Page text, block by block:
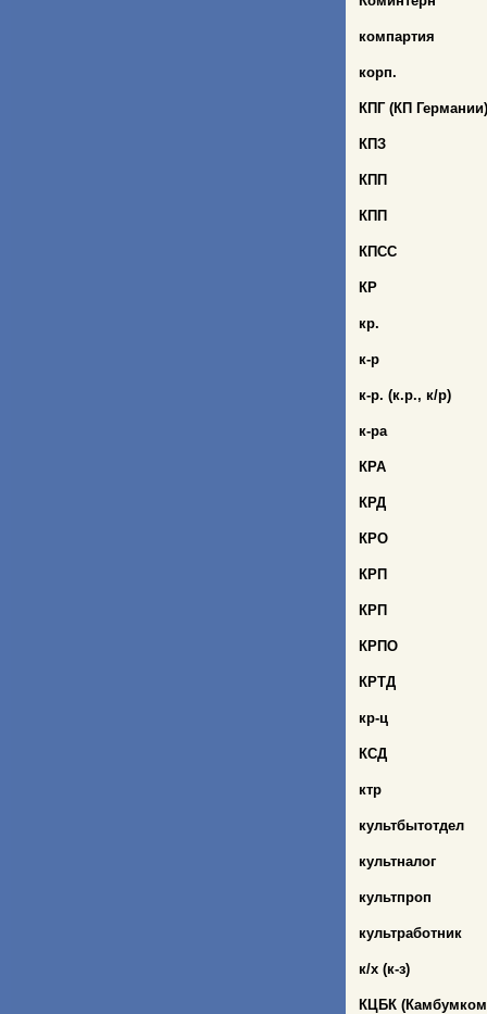
компартия
корп.
КПГ (КП Германии)
КПЗ
КПП
КПП
КПСС
КР
кр.
к-р
к-р. (к.р., к/р)
к-ра
КРА
КРД
КРО
КРП
КРП
КРПО
КРТД
кр-ц
КСД
ктр
культбытотдел
культналог
культпроп
культработник
к/х (к-з)
КЦБК